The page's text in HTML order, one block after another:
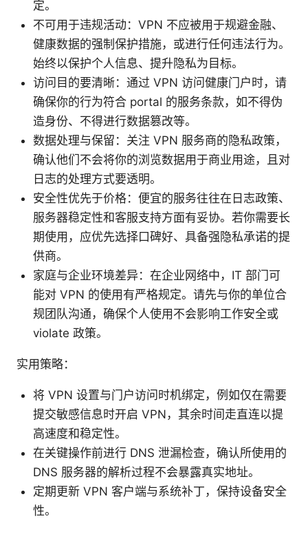
定。
不可用于违规活动：VPN 不应被用于规避金融、
健康数据的强制保护措施，或进行任何违法行为。
始终以保护个人信息、提升隐私为目标。
访问目的要清晰：通过 VPN 访问健康门户时，请
确保你的行为符合 portal 的服务条款，如不得伪
造身份、不得进行数据篡改等。
数据处理与保留：关注 VPN 服务商的隐私政策，
确认他们不会将你的浏览数据用于商业用途，且对
日志的处理方式要透明。
安全性优先于价格：便宜的服务往往在日志政策、
服务器稳定性和客服支持方面有妥协。若你需要长
期使用，应优先选择口碑好、具备强隐私承诺的提
供商。
家庭与企业环境差异：在企业网络中，IT 部门可
能对 VPN 的使用有严格规定。请先与你的单位合
规团队沟通，确保个人使用不会影响工作安全或
violate 政策。
实用策略：
将 VPN 设置与门户访问时机绑定，例如仅在需要
提交敏感信息时开启 VPN，其余时间走直连以提
高速度和稳定性。
在关键操作前进行 DNS 泄漏检查，确认所使用的
DNS 服务器的解析过程不会暴露真实地址。
定期更新 VPN 客户端与系统补丁，保持设备安全
性。